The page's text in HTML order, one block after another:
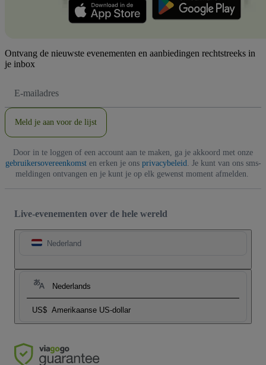
Ontvang de nieuwste evenementen en aanbiedingen rechtstreeks in
je inbox
mailadres
Meld je aan voor de lijst
Door in te loggen of een account aan te maken, ga je akkoord met onze
gebruikersovereenkomsten erken je ons privacybeleid. Je kunt van ons sms-
meldingen ontvangen en je kunt je op elk gewenst moment afmelden.
Live-evenementen over de hele wereld
Nederland
Nederlands
US$ Amerikaanse US-dollar